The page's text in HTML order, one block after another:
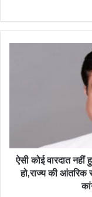
ऐसी कोई वारदात
हो,राज्य की आंतरिक